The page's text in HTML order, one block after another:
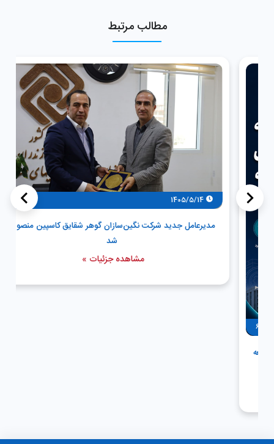
مطالب مرتبط
1405/5/14
47
مدیرعامل جدید شرکت نگین‌سازان گوهر شقایق کاسپین منصوب
مشاهده جزئیات »
<
>